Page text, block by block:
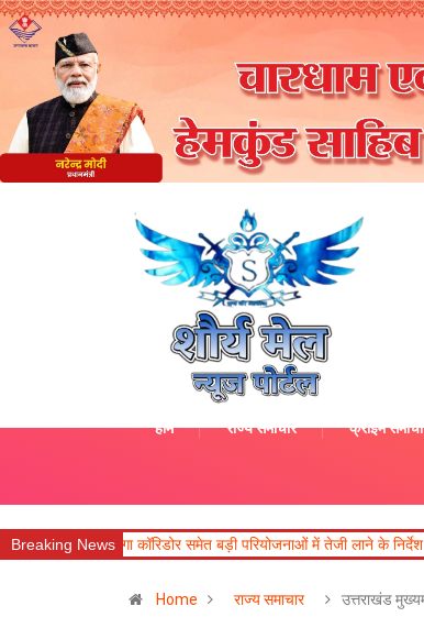
होम राज्य समाचार क्राइम
Breaking News
समेत बड़ी परियोजनाओं में तेजी लाने के निर्देश कॉमनवेल्थ पदक
Home राज्य समाचार उत्तराखंड